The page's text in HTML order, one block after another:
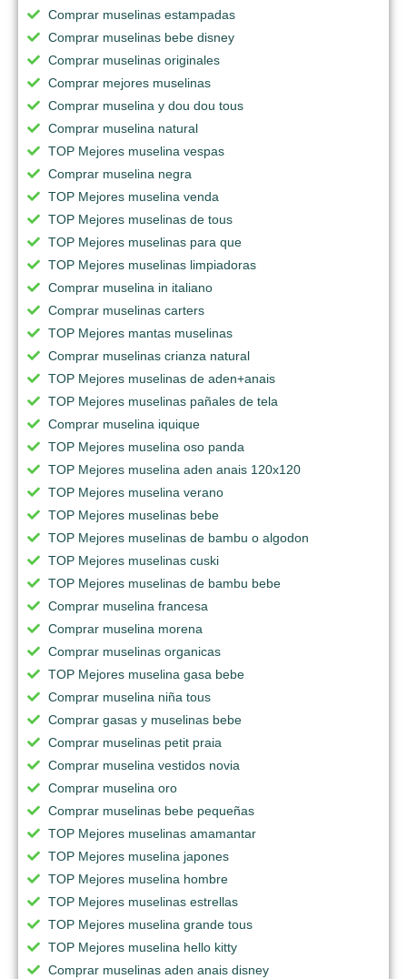
Comprar muselinas estampadas
Comprar muselinas bebe disney
Comprar muselinas originales
Comprar mejores muselinas
Comprar muselina y dou dou tous
Comprar muselina natural
TOP Mejores muselina vespas
Comprar muselina negra
TOP Mejores muselina venda
TOP Mejores muselinas de tous
TOP Mejores muselinas para que
TOP Mejores muselinas limpiadoras
Comprar muselina in italiano
Comprar muselinas carters
TOP Mejores mantas muselinas
Comprar muselinas crianza natural
TOP Mejores muselinas de aden+anais
TOP Mejores muselinas pañales de tela
Comprar muselina iquique
TOP Mejores muselina oso panda
TOP Mejores muselina aden anais 120x120
TOP Mejores muselina verano
TOP Mejores muselinas bebe
TOP Mejores muselinas de bambu o algodon
TOP Mejores muselinas cuski
TOP Mejores muselinas de bambu bebe
Comprar muselina francesa
Comprar muselina morena
Comprar muselinas organicas
TOP Mejores muselina gasa bebe
Comprar muselina niña tous
Comprar gasas y muselinas bebe
Comprar muselinas petit praia
Comprar muselina vestidos novia
Comprar muselina oro
Comprar muselinas bebe pequeñas
TOP Mejores muselinas amamantar
TOP Mejores muselina japones
TOP Mejores muselina hombre
TOP Mejores muselinas estrellas
TOP Mejores muselina grande tous
TOP Mejores muselina hello kitty
Comprar muselinas aden anais disney